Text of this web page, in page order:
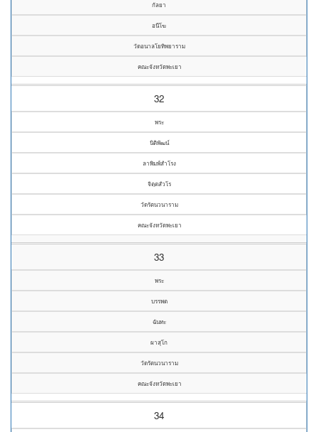
กัลยา
อนีโฆ
วัดอนาลโยทิพยาราม
คณะจังหวัดพะเยา
32
พระ
นิติพัฒน์
ลาพิมพ์สำโรง
จิตฺตสํวโร
วัดรัตนวนาราม
คณะจังหวัดพะเยา
33
พระ
บรรพต
ฉันทะ
ผาสุโก
วัดรัตนวนาราม
คณะจังหวัดพะเยา
34